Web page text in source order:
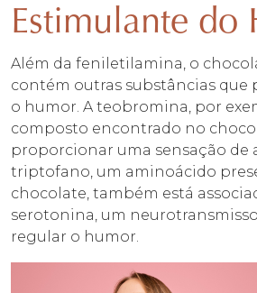
Estimulante do
Além da feniletilamina, o
contém outras substâncias que
o humor. A teobromina, por
composto encontrado no
proporcionar uma sensação de
triptofano, um aminoácido
chocolate, também está
serotonina, um
regular o humor.